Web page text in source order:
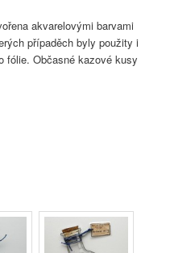
akvarelovými barvami
případěch byly použity i
fólie. Občasné kazové kusy